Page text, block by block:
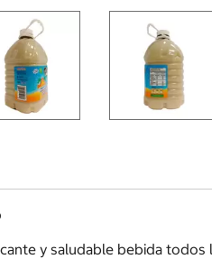
y saludable bebida